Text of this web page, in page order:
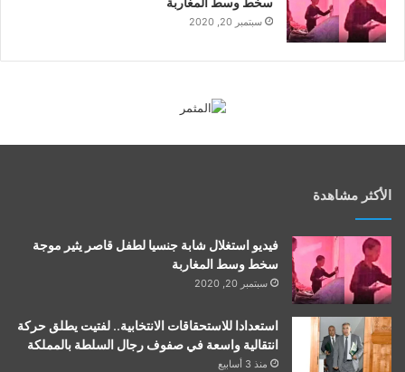
سبتمبر 20, 2020
الأكثر مشاهدة
فيديو استغلال شابة جنسيا لطفل قاصر يثير موجة
سخط وسط المغاربة
سبتمبر 20, 2020
استعدادا للاستحقاقات الانتخابية.. لفتيت يطلق حركة
انتقالية واسعة في صفوف رجال السلطة بالمملكة
منذ 3 أسابيع